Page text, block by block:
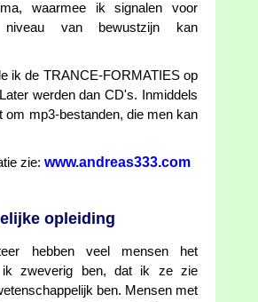
waarmee ik signalen voor
niveau van bewustzijn kan
ik de TRANCE-FORMATIES op
werden dan CD's. Inmiddels
om mp3-bestanden, die men kan
zie: www.andreas333.com
opleiding
hebben veel mensen het
ik zweverig ben, dat ik ze zie
ben. Mensen met